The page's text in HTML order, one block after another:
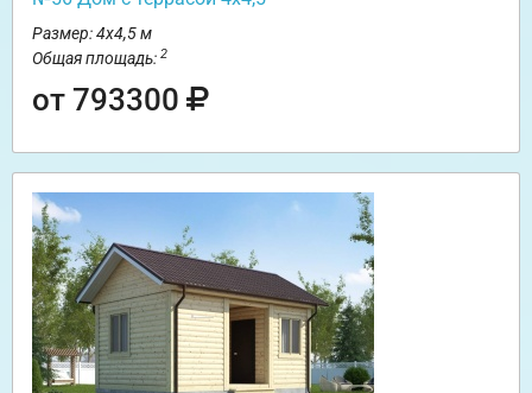
Размер: 4х4,5 м
Общая площадь: 2
от 793300